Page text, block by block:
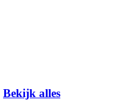
Bekijk alles